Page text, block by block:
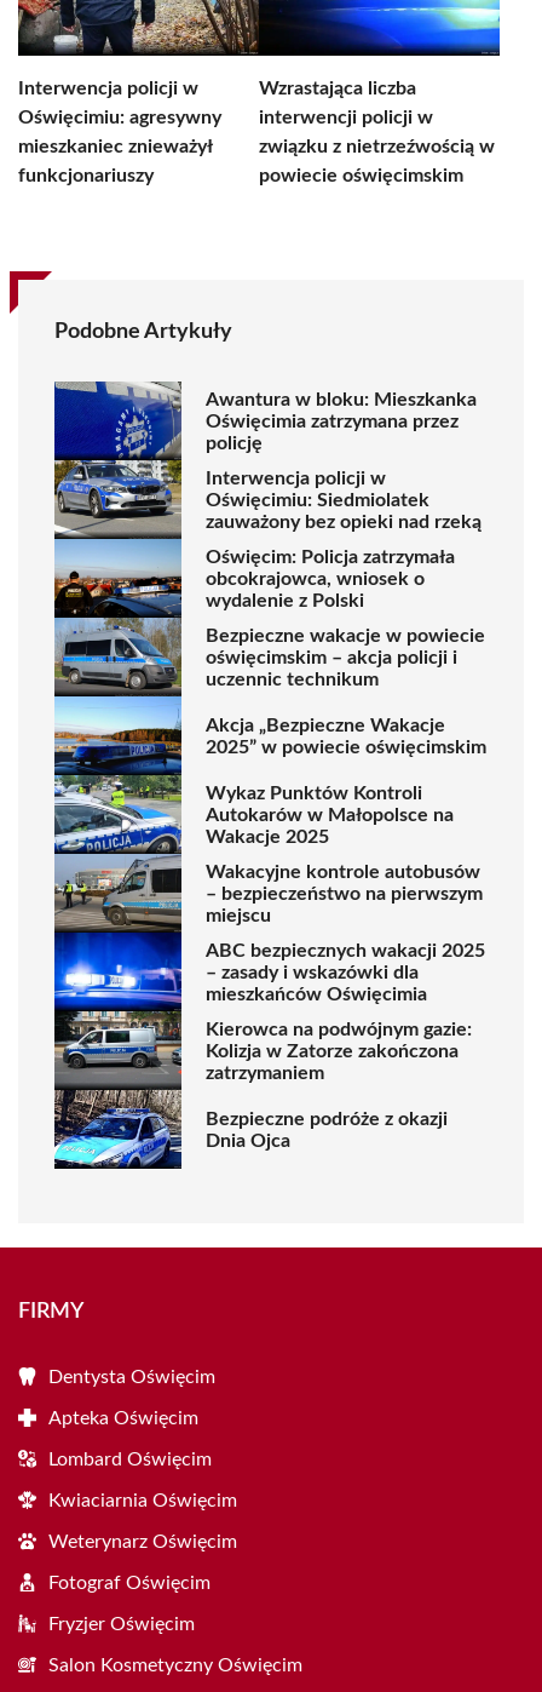
Interwencja policji w
Oświęcimiu: agresywny
mieszkaniec znieważył
funkcjonariuszy
Wzrastająca liczba
interwencji policji w
związku z nietrzeźwością w
powiecie oświęcimskim
Podobne Artykuły
Awantura w bloku: Mieszkanka
Oświęcimia zatrzymana przez
policję
Interwencja policji w
Oświęcimiu: Siedmiolatek
zauważony bez opieki nad rzeką
Oświęcim: Policja zatrzymała
obcokrajowca, wniosek o
wydalenie z Polski
Bezpieczne wakacje w powiecie
oświęcimskim – akcja policji i
uczennic technikum
Akcja „Bezpieczne Wakacje
2025” w powiecie oświęcimskim
Wykaz Punktów Kontroli
Autokarów w Małopolsce na
Wakacje 2025
Wakacyjne kontrole autobusów
– bezpieczeństwo na pierwszym
miejscu
ABC bezpiecznych wakacji 2025
– zasady i wskazówki dla
mieszkańców Oświęcimia
Kierowca na podwójnym gazie:
Kolizja w Zatorze zakończona
zatrzymaniem
Bezpieczne podróże z okazji
Dnia Ojca
FIRMY
Dentysta Oświęcim
Apteka Oświęcim
Lombard Oświęcim
Kwiaciarnia Oświęcim
Weterynarz Oświęcim
Fotograf Oświęcim
Fryzjer Oświęcim
Salon Kosmetyczny Oświęcim